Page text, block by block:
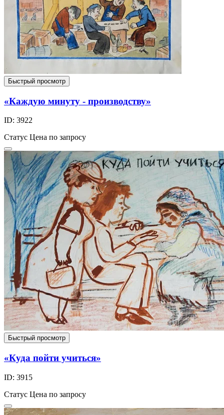
Быстрый просмотр
«Каждую минуту - производству»
ID: 3922
Статус Цена по запросу
Быстрый просмотр
«Куда пойти учиться»
ID: 3915
Статус Цена по запросу